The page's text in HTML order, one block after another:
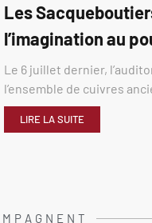
Les
l’imagination au
Le 6 juillet dernier,
l’ensemble de cuivres
LIRE LA SUITE